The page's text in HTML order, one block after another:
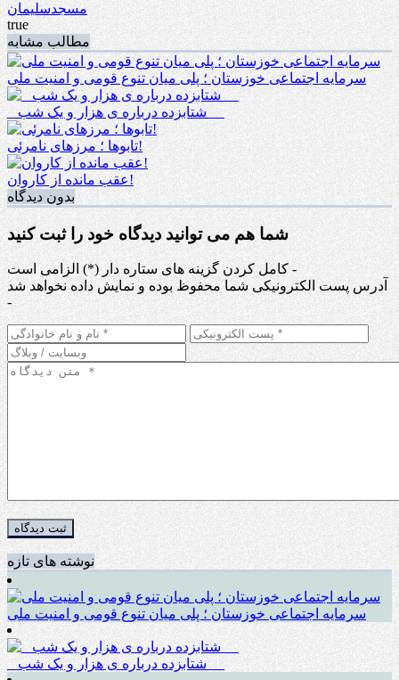
مسجدسلیمان
true
مطالب مشابه
سرمایه اجتماعی خوزستان ؛ پلی میان تنوع قومی و امنیت ملی
تابوها ؛ مرزهای نامرئی!
عقب مانده از کاروان!
بدون دیدگاه
شما هم می توانید دیدگاه خود را ثبت کنید
کامل کردن گزینه های ستاره دار (*) الزامی است -
آدرس پست الکترونیکی شما محفوظ بوده و نمایش داده نخواهد شد
-
نوشته های تازه
سرمایه اجتماعی خوزستان ؛ پلی میان تنوع قومی و امنیت ملی
_ شتابزده درباره ی هزار و یک شب __